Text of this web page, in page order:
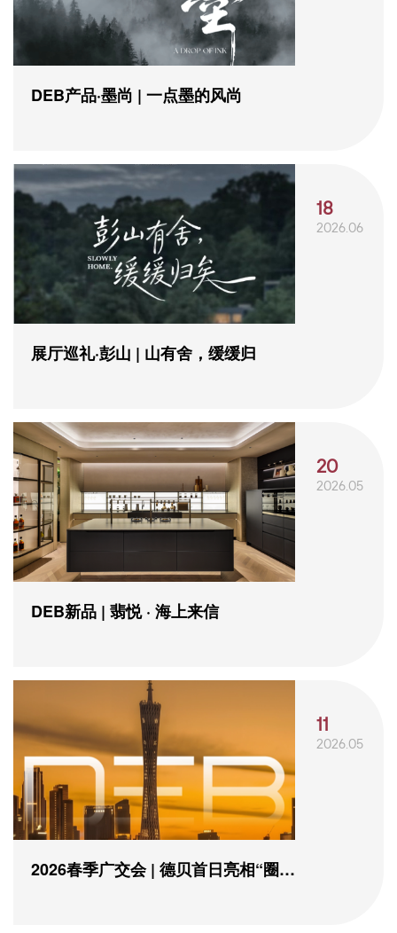
DEB产品·墨尚 | 一点墨的风尚
展厅巡礼·彭山 | 山有舍，缓缓归
18
2026.06
DEB新品 | 翡悦 · 海上来信
20
2026.05
2026春季广交会 | 德贝首日亮相“圈
11
2026.05